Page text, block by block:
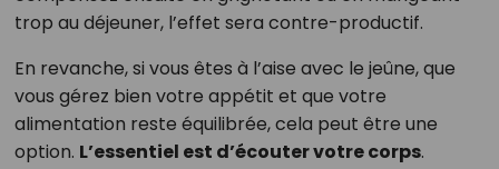
trop au déjeuner, l’effet sera contre-productif.
En revanche, si vous êtes à l’aise avec le jeûne, que
vous gérez bien votre appétit et que votre
alimentation reste équilibrée, cela peut être une
option. L’essentiel est d’écouter votre corps.